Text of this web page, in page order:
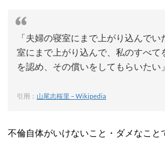
「夫婦の寝室にまで上がり込んで
室にまで上がり込んで、私のすべて
を認め、その償いをしてもらいたい」
引用： 山尾志桜里 – Wikipedia
不倫自体がいけないこと・ダメなこと